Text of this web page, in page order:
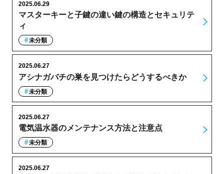
マスターキーと子鍵の違い鍵の構造とセキュリテ
ィ
2025.06.29
未分類
アシナガバチの巣を見つけたらどうするべきか
2025.06.27
未分類
電気温水器のメンテナンス方法と注意点
2025.06.27
未分類
2025.06.27